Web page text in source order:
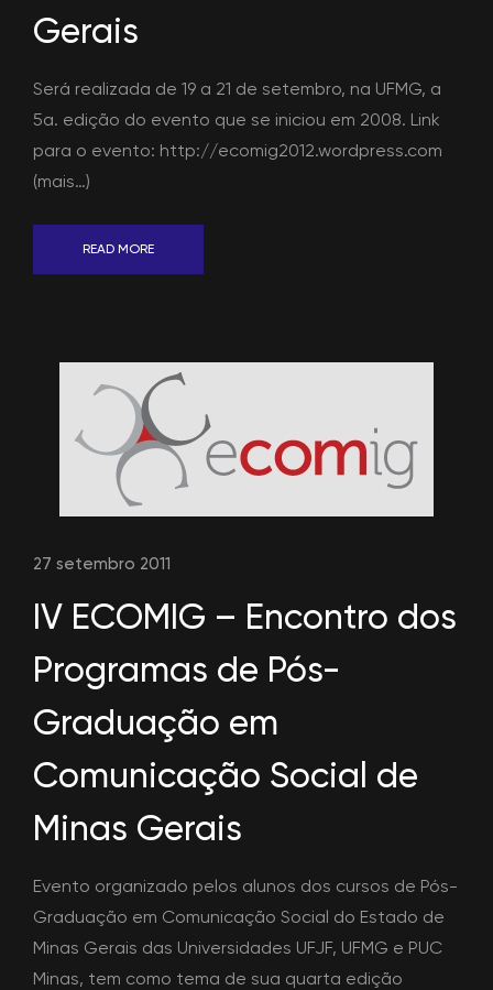
Gerais
Será realizada de 19 a 21 de setembro, na UFMG, a
5a. edição do evento que se iniciou em 2008. Link
para o evento: http://ecomig2012.wordpress.com
(mais…)
READ MORE
27 setembro 2011
IV ECOMIG – Encontro dos
Programas de Pós-
Graduação em
Comunicação Social de
Minas Gerais
Evento organizado pelos alunos dos cursos de Pós-
Graduação em Comunicação Social do Estado de
Minas Gerais das Universidades UFJF, UFMG e PUC
Minas, tem como tema de sua quarta edição